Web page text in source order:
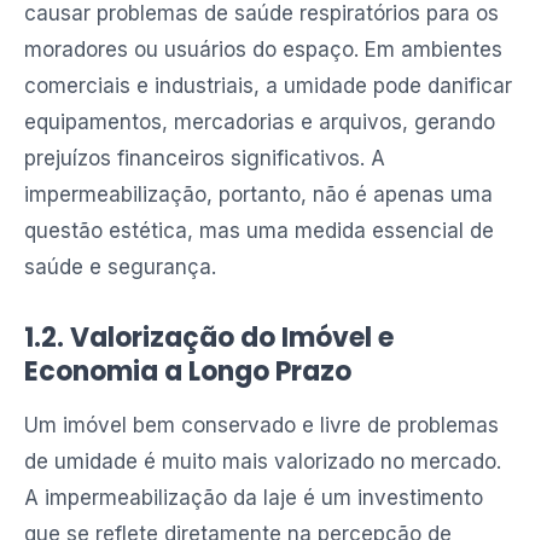
causar problemas de saúde respiratórios para os
moradores ou usuários do espaço. Em ambientes
comerciais e industriais, a umidade pode danificar
equipamentos, mercadorias e arquivos, gerando
prejuízos financeiros significativos. A
impermeabilização, portanto, não é apenas uma
questão estética, mas uma medida essencial de
saúde e segurança.
1.2. Valorização do Imóvel e
Economia a Longo Prazo
Um imóvel bem conservado e livre de problemas
de umidade é muito mais valorizado no mercado.
A impermeabilização da laje é um investimento
que se reflete diretamente na percepção de